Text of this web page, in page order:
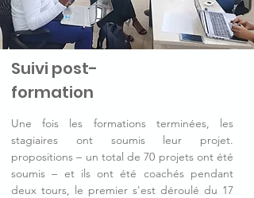
Suivi post-
formation
Une fois les formations terminées, les
stagiaires ont soumis leur projet.
propositions – un total de 70 projets ont été
soumis – et ils ont été coachés pendant
deux tours, le premier s'est déroulé du 17